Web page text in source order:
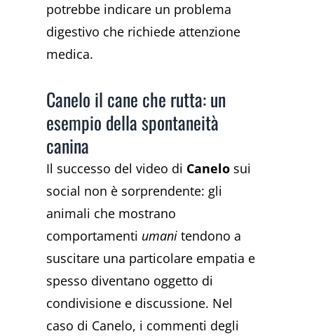
potrebbe indicare un problema
digestivo che richiede attenzione
medica.
Canelo il cane che rutta: un
esempio della spontaneità
canina
Il successo del video di Canelo sui
social non è sorprendente: gli
animali che mostrano
comportamenti umani tendono a
suscitare una particolare empatia e
spesso diventano oggetto di
condivisione e discussione. Nel
caso di Canelo, i commenti degli